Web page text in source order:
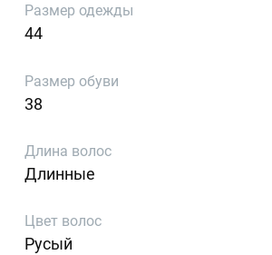
Размер одежды
44
Размер обуви
38
Длина волос
Длинные
Цвет волос
Русый